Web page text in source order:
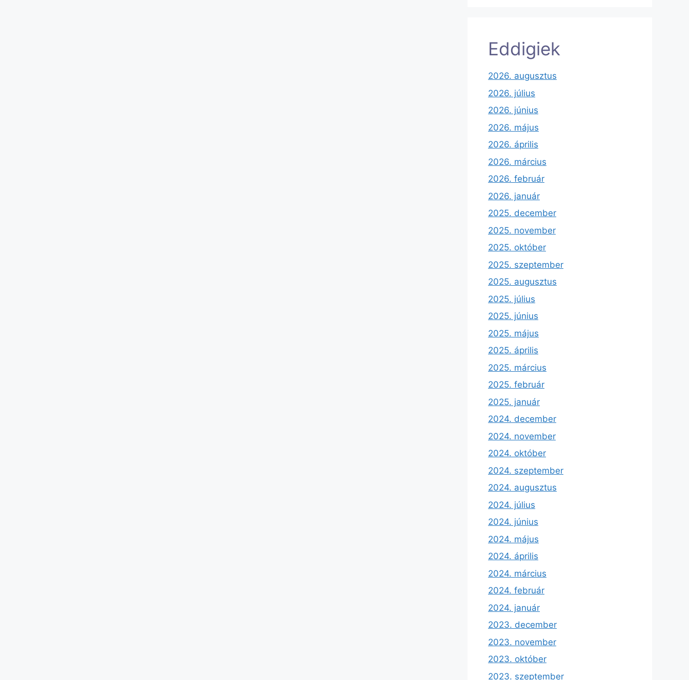
Eddigiek
2026. augusztus
2026. július
2026. június
2026. május
2026. április
2026. március
2026. február
2026. január
2025. december
2025. november
2025. október
2025. szeptember
2025. augusztus
2025. július
2025. június
2025. május
2025. április
2025. március
2025. február
2025. január
2024. december
2024. november
2024. október
2024. szeptember
2024. augusztus
2024. július
2024. június
2024. május
2024. április
2024. március
2024. február
2024. január
2023. december
2023. november
2023. október
2023. szeptember